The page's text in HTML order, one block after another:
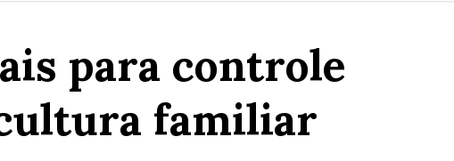
para controle
familiar